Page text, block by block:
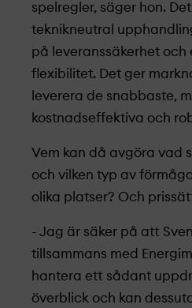
spelregler, säger hon.
teknikneutral
på leveranssäkerhet och
flexibilitet. Det ger
leverera de snabbaste,
kostnadseffektiva och
Vem kan då avgöra vad
och vilken typ av
olika platser? Och
- Jag är säker på att
tillsammans med
hantera ett sådant
överblick och kan